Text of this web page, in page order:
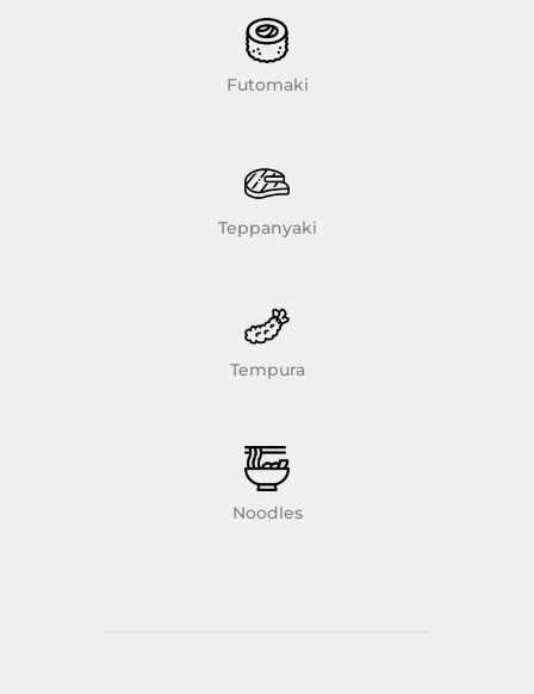
Futomaki
Teppanyaki
Tempura
Noodles